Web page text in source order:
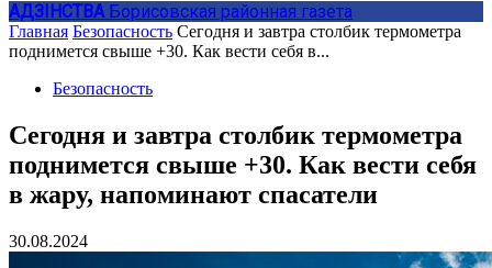
АДЗIНСТВА Борисовская районная газета
Главная Безопасность Сегодня и завтра столбик термометра
поднимется свыше +30. Как вести себя в...
Безопасность
Сегодня и завтра столбик термометра
поднимется свыше +30. Как вести себя
в жару, напоминают спасатели
30.08.2024